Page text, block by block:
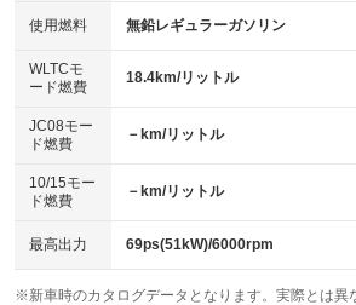
100V電源
：装備なし
センターデフロック
：装備なし
電動格納ミラー
：装備あり
バックカメラ
：装備あり
エアロ
：装備なし
：装備なし
パワーシート
ベンチシート
：装備なし
チップアップシート
：装備なし
：装備なし ：装備
使用燃料 無鉛レギュラーガソリン
WLTCモ
ード燃費
18.4km/リットル
JC08モー
ド燃費
－km/リットル
10/15モー
ド燃費
－km/リットル
最高出力 69ps(51kW)/6000rpm
※新車時のカタログデータとなります。実際とは異